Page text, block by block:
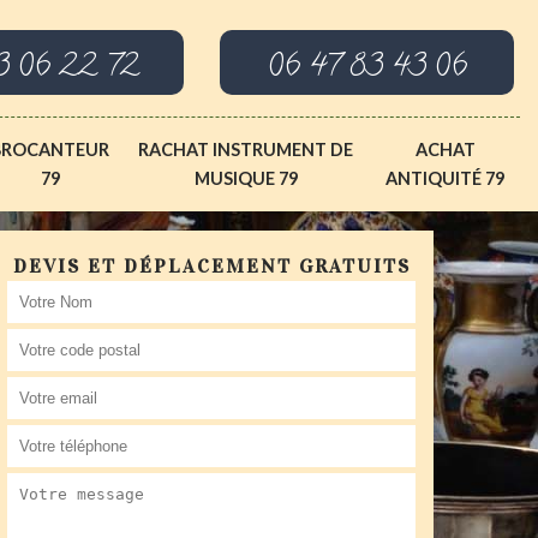
06 22 72 06 47 83 43 06
79
RACHAT INSTRUMENT DE
MUSIQUE 79
ACHAT
ANTIQUITÉ 79
DEVIS ET DÉPLACEMENT GRATUITS